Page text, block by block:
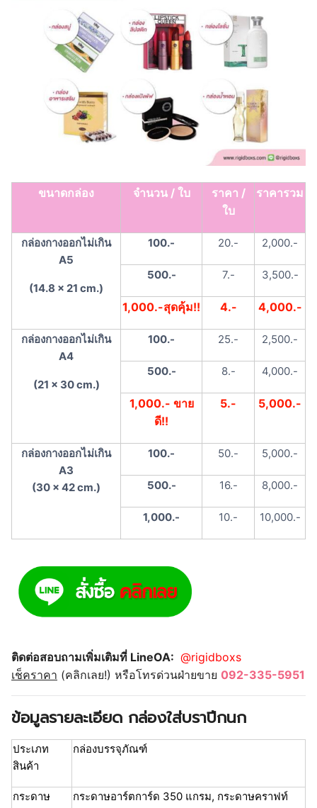
ขนาดกล่อง จำนวน / ใบ
ราคา /
ใบ
ราคารวม
กล่องกางออกไม่เกิน
A5
(14.8 x 21 cm.)
100.- 20.- 2,000.-
500.- 7.- 3,500.-
1,000.-สุดคุ้ม!! 4.- 4,000.-
กล่องกางออกไม่เกิน
A4
(21 x 30 cm.)
100.- 25.- 2,500.-
500.- 8.- 4,000.-
1,000.- ขาย
ดี!!
5.- 5,000.-
กล่องกางออกไม่เกิน
A3
(30 x 42 cm.)
100.- 50.- 5,000.-
500.- 16.- 8,000.-
1,000.- 10.- 10,000.-
ติดต่อสอบถามเพิ่มเติมที่ LineOA: @rigidboxs
เช็คราคา (คลิกเลย!) หรือโทรด่วนฝ่ายขาย 092-335-5951
ข้อมูลรายละเอียด กล่องใส่บราปีกนก
ประเภท
สินค้า
กล่องบรรจุภัณฑ์
กระดาษ กระดาษอาร์ตการ์ด 350 แกรม, กระดาษคราฟท์